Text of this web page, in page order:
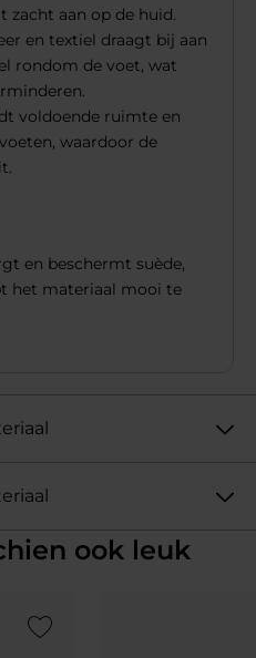
zacht aan op de huid.
en textiel draagt bij aan
rondom de voet, wat
voldoende ruimte en
waardoor de
en beschermt suède,
het materiaal mooi te
ook leuk
to Wishlist